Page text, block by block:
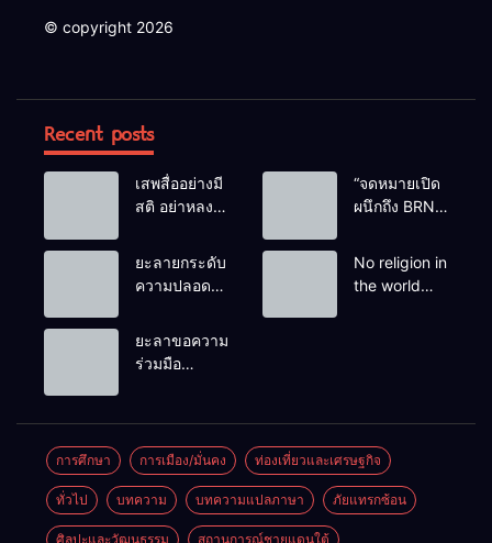
© copyright 2026
Recent posts
เสพสื่ออย่างมี
สติ อย่าหลง
“จดหมายเปิด
ผนึกถึง BRN”
หยดน้ำตาของ
ครอบครัวครู
ยะลายกระดับ
ความปลอดภัย
คุ้มครองครู
เตือนเฝ้าระวัง
แกนนำสั่งการ
ขยายผลโจมตี
No religion in
the world
goal.
ยะลาขอความ
ร่วมมือ
บุคคลต้อง
สงสัย เพื่อ
ความปลอดภัย
ในพื้นที่
การศึกษา การเมือง/มั่นคง ท่องเที่ยวและเศรษฐกิจ
ทั่วไป บทความ บทความแปลภาษา ภัยแทรกซ้อน
ศิลปะและวัฒนธรรม สถานการณ์ชายแดนใต้